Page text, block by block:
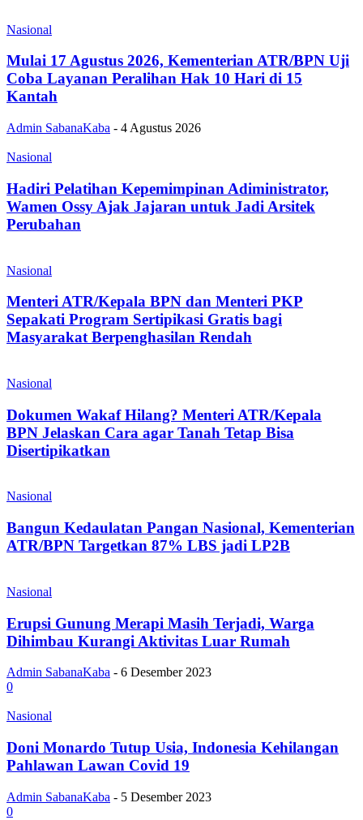
Nasional
Mulai 17 Agustus 2026, Kementerian ATR/BPN Uji
Coba Layanan Peralihan Hak 10 Hari di 15
Kantah
Admin SabanaKaba - 4 Agustus 2026
Nasional
Hadiri Pelatihan Kepemimpinan Adiministrator,
Wamen Ossy Ajak Jajaran untuk Jadi Arsitek
Perubahan
Nasional
Menteri ATR/Kepala BPN dan Menteri PKP
Sepakati Program Sertipikasi Gratis bagi
Masyarakat Berpenghasilan Rendah
Nasional
Dokumen Wakaf Hilang? Menteri ATR/Kepala
BPN Jelaskan Cara agar Tanah Tetap Bisa
Disertipikatkan
Nasional
Bangun Kedaulatan Pangan Nasional, Kementerian
ATR/BPN Targetkan 87% LBS jadi LP2B
Nasional
Erupsi Gunung Merapi Masih Terjadi, Warga
Dihimbau Kurangi Aktivitas Luar Rumah
Admin SabanaKaba - 6 Desember 2023
0
Nasional
Doni Monardo Tutup Usia, Indonesia Kehilangan
Pahlawan Lawan Covid 19
Admin SabanaKaba - 5 Desember 2023
0